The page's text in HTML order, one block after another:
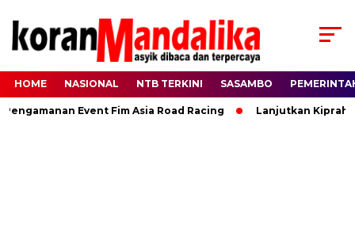
HOME NASIONAL NTB TERKINI SASAMBO
Event Fim Asia Road Racing Lanjutkan Kiprah